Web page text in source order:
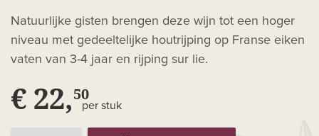
Natuurlijke gisten brengen deze wijn tot een hoger
niveau met gedeeltelijke houtrijping op Franse eiken
vaten van 3-4 jaar en rijping sur lie.
€ 22,50
per stuk